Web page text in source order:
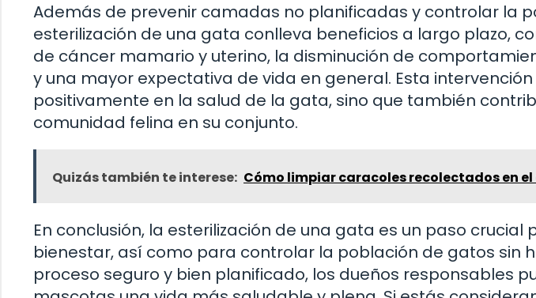
Además de prevenir camadas no planificadas y controlar la
esterilización de una gata conlleva beneficios a largo plazo,
de cáncer mamario y uterino, la disminución de
y una mayor expectativa de vida en general. Esta
positivamente en la salud de la gata, sino que también
comunidad felina en su conjunto.
Quizás también te interese: Cómo limpiar caracoles recolectados en
En conclusión, la esterilización de una gata es un paso crucial
bienestar, así como para controlar la población de gatos sin
proceso seguro y bien planificado, los dueños responsables